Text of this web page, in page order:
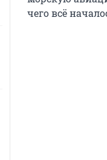
чего всё